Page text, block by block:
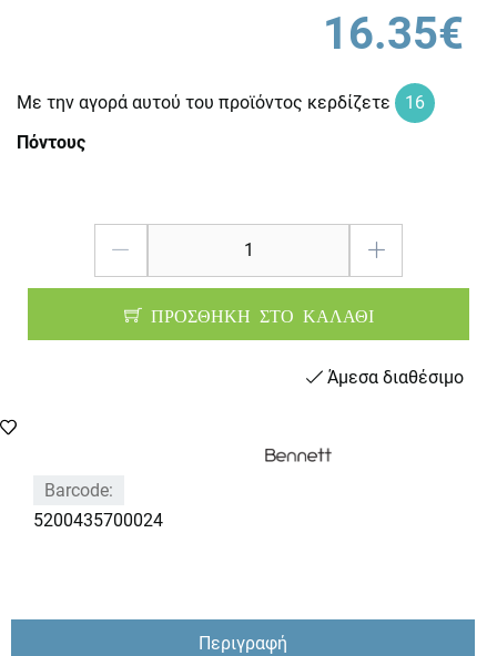
16.35€
Με την αγορά αυτού του προϊόντος κερδίζετε
16
Πόντους
ΠΡΟΣΘΗΚΗ ΣΤΟ ΚΑΛΑΘΙ
Άμεσα διαθέσιμο
Barcode:
5200435700024
Περιγραφή